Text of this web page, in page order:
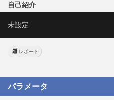
自己紹介
未設定
レポート
パラメータ